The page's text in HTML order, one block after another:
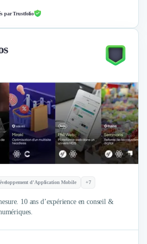
par Trustfolio
d'Application Mobile +7
10 ans d’expérience en conseil &